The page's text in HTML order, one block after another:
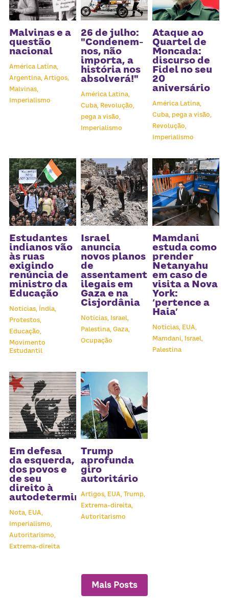
Malvinas e a
questão
nacional
América Latina,
Argentina, Artigos,
Malvinas,
Imperialismo
26 de julho:
"Condenem-
nos, não
importa, a
história nos
absolverá!"
América Latina,
Cuba, Revolução,
pega a visão,
Imperialismo
Ataque ao
Quartel de
Moncada:
discurso de
Fidel no seu
20
aniversário
América Latina,
Cuba, pega a visão,
Revolução,
Imperialismo
Estudantes
indianos vão
às ruas
exigindo
renúncia de
ministro da
Educação
Notícias, Índia,
Protestos,
Educação,
Movimento
Estudantil
Israel
anuncia
novos planos
de
assentamentos
ilegais em
Gaza e na
Cisjordânia
Notícias, Israel,
Palestina, Gaza,
Ocupação
Mamdani
estuda como
prender
Netanyahu
em caso de
visita a Nova
York:
‘pertence a
Haia’
Notícias, EUA,
Mamdani, Israel,
Palestina
Em defesa
da esquerda,
dos povos e
de seu
direito à
autodeterminação
Nota, EUA,
Imperialismo,
Autoritarismo,
Extrema-direita
Trump
aprofunda
giro
autoritário
Artigos, EUA, Trump,
Extrema-direita,
Autoritarismo
Mais Posts